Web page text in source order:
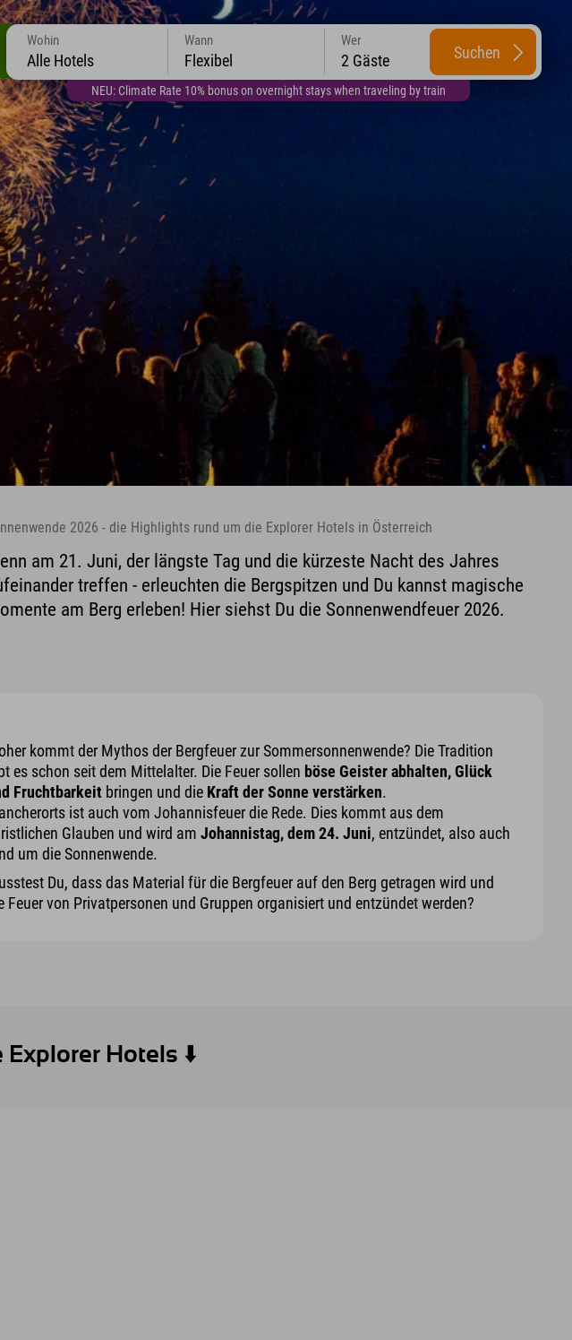
NEU: Climate Rate 10% bonus on overnight stays when traveling by train
Wohin
Alle Hotels
Wann
Flexibel
Wer
2 Gäste Suchen
2026 - die Highlights rund um die Explorer Hotels in Österreich
am 21. Juni, der längste Tag und die kürzeste Nacht des Jahres
treffen - erleuchten die Bergspitzen und Du kannst magische
am Berg erleben! Hier siehst Du die Sonnenwendfeuer 2026.
kommt der Mythos der Bergfeuer zur Sommersonnenwende? Die Tradition
es schon seit dem Mittelalter. Die Feuer sollen böse Geister abhalten, Glück
Fruchtbarkeit bringen und die Kraft der Sonne verstärken.
ist auch vom Johannisfeuer die Rede. Dies kommt aus dem
Glauben und wird amJohannistag, dem 24. Juni, entzündet, also auch
um die Sonnenwende.
Du, dass das Material für die Bergfeuer auf den Berg getragen wird und
Feuer von Privatpersonen und Gruppen organisiert und entzündet werden?
Hotels ⬇️